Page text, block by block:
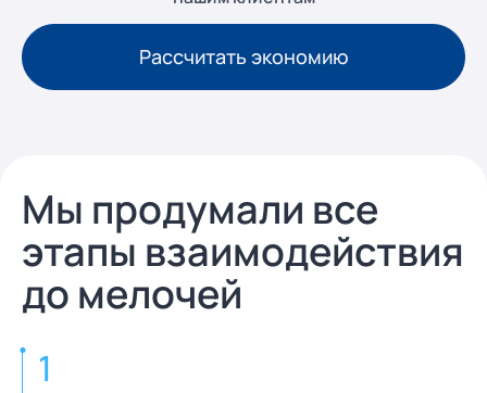
Рассчитать экономию
Мы продумали все
этапы взаимодействия
до мелочей
1